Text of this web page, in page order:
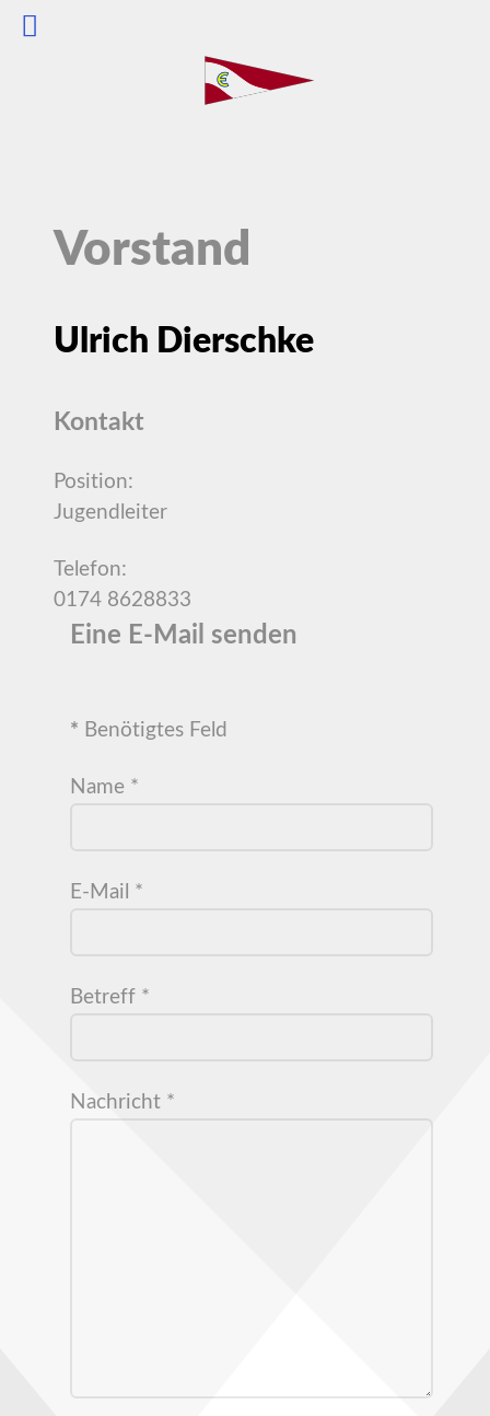
Vorstand
Ulrich Dierschke
Kontakt
Position:
Jugendleiter
Telefon:
0174 8628833
Eine E-Mail senden
* Benötigtes Feld
Name *
E-Mail *
Betreff *
Nachricht *